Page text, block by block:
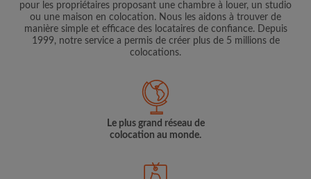
pour les propriétaires proposant une chambre à louer, un studio
ou une maison en colocation. Nous les aidons à trouver de
manière simple et efficace des locataires de confiance. Depuis
1999, notre service a permis de créer plus de 5 millions de
colocations.
Le plus grand réseau de
colocation au monde.